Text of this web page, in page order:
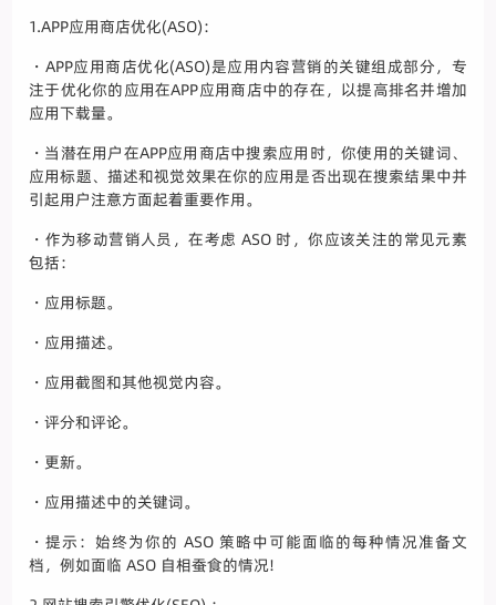
1.APP应用商店优化(ASO)：
・APP应用商店优化(ASO)是应用内容营销的关键组成部分，专
注于优化你的应用在APP应用商店中的存在，以提高排名并增加
应用下载量。
・当潜在用户在APP应用商店中搜索应用时，你使用的关键词、
应用标题、描述和视觉效果在你的应用是否出现在搜索结果中并
引起用户注意方面起着重要作用。
・作为移动营销人员，在考虑 ASO 时，你应该关注的常见元素
包括：
・应用标题。
・应用描述。
・应用截图和其他视觉内容。
・评分和评论。
・更新。
・应用描述中的关键词。
・提示：始终为你的 ASO 策略中可能面临的每种情况准备文
档，例如面临 ASO 自相蚕食的情况!